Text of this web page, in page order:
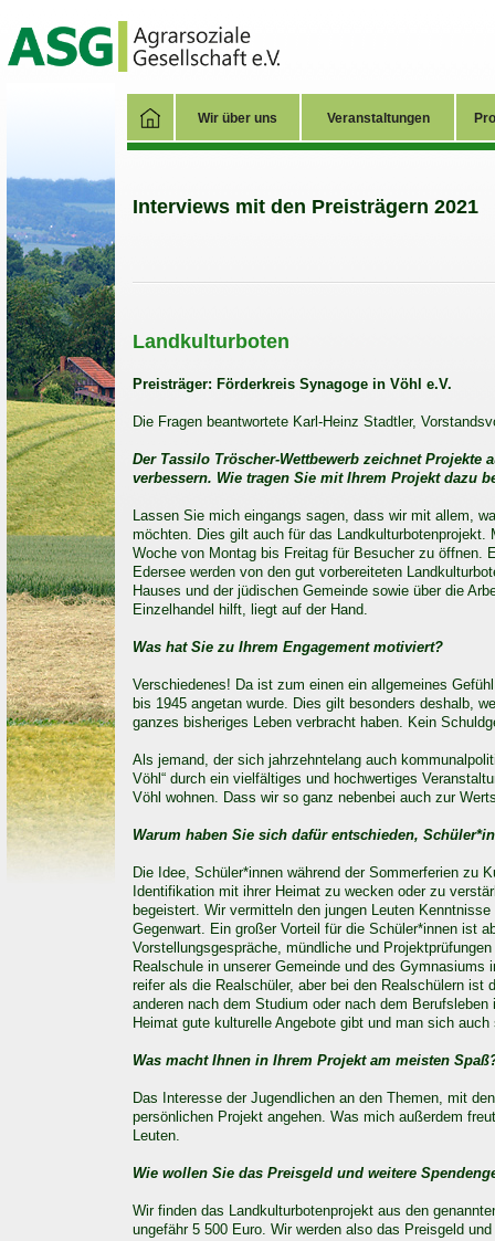
Wir über uns Veranstaltungen
Interviews mit den Preisträgern 2021
Landkulturboten
Preisträger: Förderkreis Synagoge in Vöhl e.V.
Die Fragen beantwortete Karl-Heinz Stadtler,
Der Tassilo Tröscher-Wettbewerb zeichnet
verbessern. Wie tragen Sie mit Ihrem Projekt dazu
Lassen Sie mich eingangs sagen, dass wir mit allem,
möchten. Dies gilt auch für das
Woche von Montag bis Freitag für Besucher zu öffnen.
Edersee werden von den gut vorbereiteten
Hauses und der jüdischen Gemeinde sowie über die
Einzelhandel hilft, liegt auf der Hand.
Was hat Sie zu Ihrem Engagement motiviert?
Verschiedenes! Da ist zum einen ein allgemeines
bis 1945 angetan wurde. Dies gilt besonders deshalb,
ganzes bisheriges Leben verbracht haben. Kein
Als jemand, der sich jahrzehntelang auch
Vöhl“ durch ein vielfältiges und hochwertiges
Vöhl wohnen. Dass wir so ganz nebenbei auch zur
Warum haben Sie sich dafür entschieden,
Die Idee, Schüler*innen während der Sommerferien zu
Identifikation mit ihrer Heimat zu wecken oder zu
begeistert. Wir vermitteln den jungen Leuten
Gegenwart. Ein großer Vorteil für die Schüler*innen ist
Vorstellungsgespräche, mündliche und
Realschule in unserer Gemeinde und des
reifer als die Realschüler, aber bei den Realschülern
anderen nach dem Studium oder nach dem
Heimat gute kulturelle Angebote gibt und man sich
Was macht Ihnen in Ihrem Projekt am meisten
Das Interesse der Jugendlichen an den Themen, mit
persönlichen Projekt angehen. Was mich außerdem
Leuten.
Wie wollen Sie das Preisgeld und weitere
Wir finden das Landkulturbotenprojekt aus den
ungefähr 5 500 Euro. Wir werden also das Preisgeld